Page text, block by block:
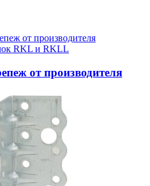
от производителя
RKL и RKLL
от производителя